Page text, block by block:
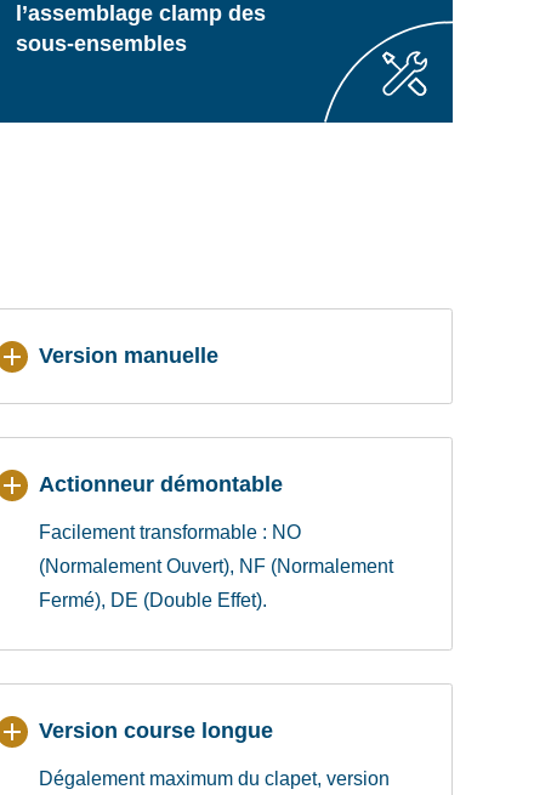
l’assemblage clamp des
sous-ensembles
Version manuelle
Actionneur démontable
Facilement transformable : NO
(Normalement Ouvert), NF (Normalement
Fermé), DE (Double Effet).
Version course longue
Dégalement maximum du clapet, version